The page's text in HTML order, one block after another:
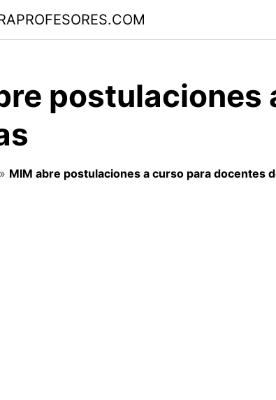
postulaciones
» MIM abre postulaciones a curso para docentes